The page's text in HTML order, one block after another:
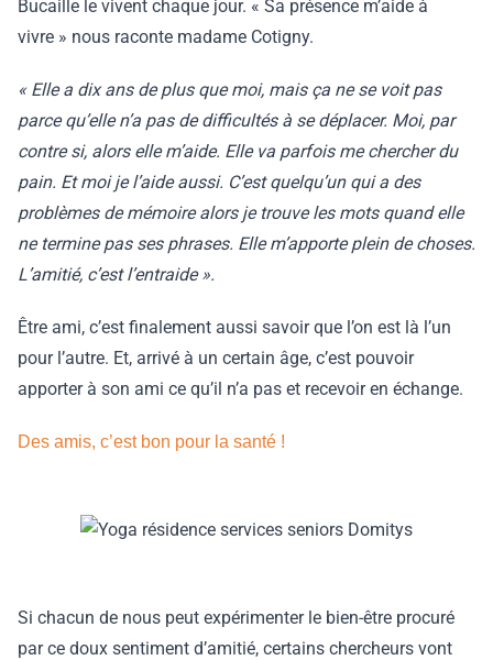
Bucaille le vivent chaque jour. « Sa présence m’aide à
vivre » nous raconte madame Cotigny.
« Elle a dix ans de plus que moi, mais ça ne se voit pas
parce qu’elle n’a pas de difficultés à se déplacer. Moi, par
contre si, alors elle m’aide. Elle va parfois me chercher du
pain. Et moi je l’aide aussi. C’est quelqu’un qui a des
problèmes de mémoire alors je trouve les mots quand elle
ne termine pas ses phrases. Elle m’apporte plein de choses.
L’amitié, c’est l’entraide ».
Être ami, c’est finalement aussi savoir que l’on est là l’un
pour l’autre. Et, arrivé à un certain âge, c’est pouvoir
apporter à son ami ce qu’il n’a pas et recevoir en échange.
Des amis, c’est bon pour la santé !
Si chacun de nous peut expérimenter le bien-être procuré
par ce doux sentiment d’amitié, certains chercheurs vont